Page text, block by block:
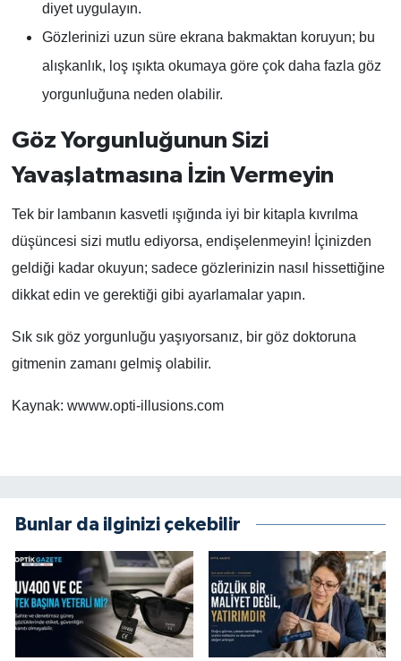
diyet uygulayın.
Gözlerinizi uzun süre ekrana bakmaktan koruyun; bu
alışkanlık, loş ışıkta okumaya göre çok daha fazla göz
yorgunluğuna neden olabilir.
Göz Yorgunluğunun Sizi
Yavaşlatmasına İzin Vermeyin
Tek bir lambanın kasvetli ışığında iyi bir kitapla kıvrılma
düşüncesi sizi mutlu ediyorsa, endişelenmeyin! İçinizden
geldiği kadar okuyun; sadece gözlerinizin nasıl hissettiğine
dikkat edin ve gerektiği gibi ayarlamalar yapın.
Sık sık göz yorgunluğu yaşıyorsanız, bir göz doktoruna
gitmenin zamanı gelmiş olabilir.
Kaynak: wwww.opti-illusions.com
Bunlar da ilginizi çekebilir